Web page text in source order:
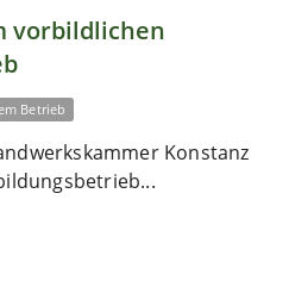
vorbildlichen
Betrieb
Konstanz